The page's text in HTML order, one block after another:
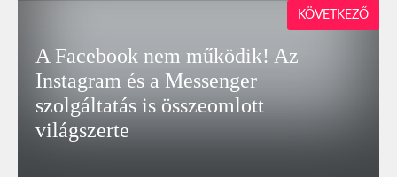
A Facebook nem működik! Az
Instagram és a Messenger
szolgáltatás is összeomlott
világszerte
KÖVETKEZŐ